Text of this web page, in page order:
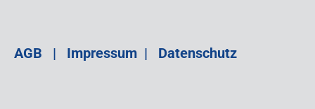
AGB | Impressum | Datenschutz